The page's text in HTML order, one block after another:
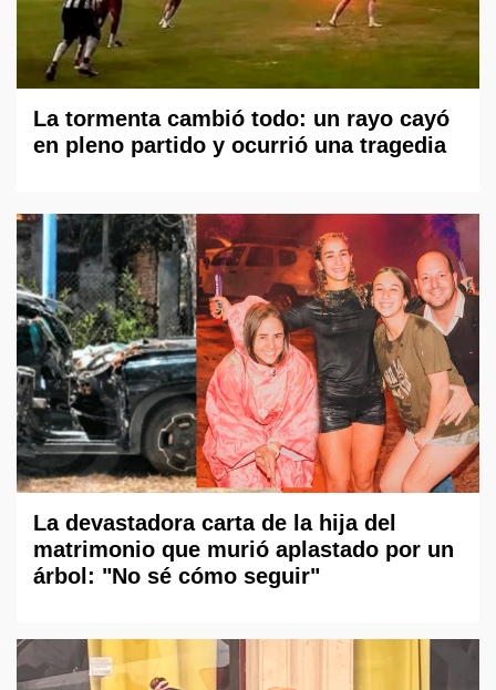
La tormenta cambió todo: un rayo cayó
en pleno partido y ocurrió una tragedia
La devastadora carta de la hija del
matrimonio que murió aplastado por un
árbol: "No sé cómo seguir"